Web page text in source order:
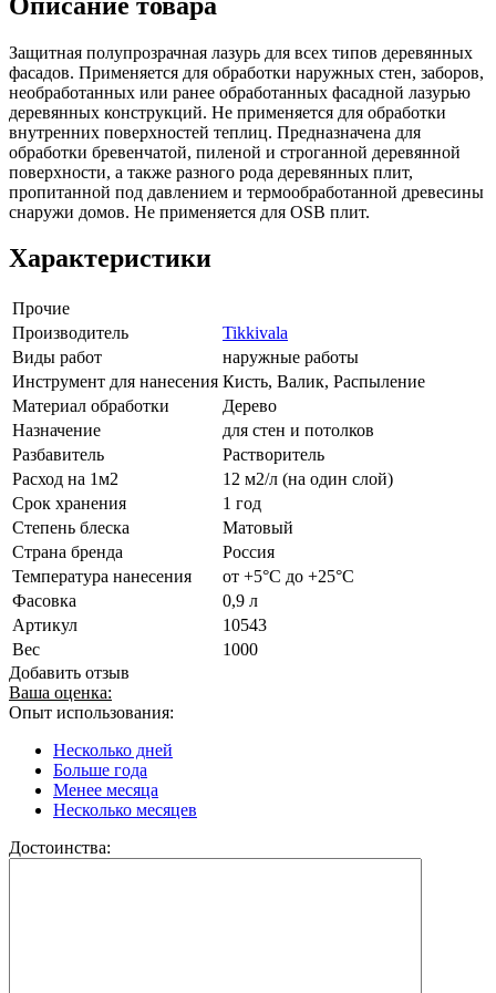
Защитная полупрозрачная лазурь для всех типов деревянных
фасадов. Применяется для обработки наружных стен, заборов,
необработанных или ранее обработанных фасадной лазурью
деревянных конструкций. Не применяется для обработки
внутренних поверхностей теплиц. Предназначена для
обработки бревенчатой, пиленой и строганной деревянной
поверхности, а также разного рода деревянных плит,
пропитанной под давлением и термообработанной древесины
снаружи домов. Не применяется для OSB плит.
Характеристики
Прочие
Производитель
Tikkivala
Виды работ
наружные работы
Инструмент для нанесения Кисть, Валик, Распыление
Материал обработки
Дерево
Назначение
для стен и потолков
Разбавитель
Растворитель
Расход на 1м2
12 м2/л (на один слой)
Срок хранения
1 год
Степень блеска
Матовый
Страна бренда
Россия
Температура нанесения
от +5°С до +25°С
Фасовка
0,9 л
Артикул
10543
Вес
1000
Добавить отзыв
Ваша оценка:
Опыт использования:
Несколько дней
Больше года
Менее месяца
Несколько месяцев
Достоинства: